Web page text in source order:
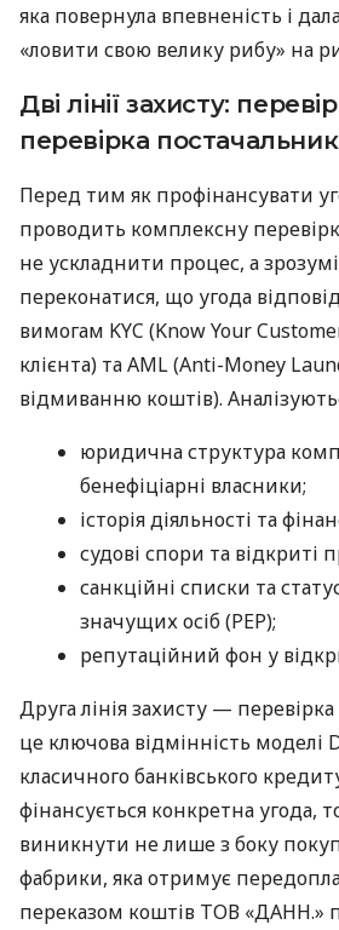
яка повернула впевненість і
«ловити свою велику рибу» на
Дві лінії захисту:
перевірка
Перед тим як профінансувати
проводить комплексну
не ускладнити процес, а
переконатися, що угода
вимогам KYC (Know Your
клієнта) та AML (Anti-Money
відмиванню коштів).
юридична структура
бенефіціарні власники;
історія діяльності та
судові спори та відкриті
санкційні списки та
значущих осіб (PEP);
репутаційний фон у
Друга лінія захисту —
це ключова відмінність моделі
класичного банківського
фінансується конкретна угода,
виникнути не лише з боку
фабрики, яка отримує
переказом коштів ТОВ «ДАНН.»